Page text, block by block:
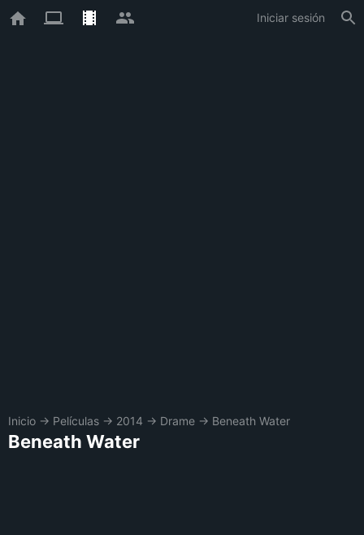
Iniciar sesión
Inicio → Películas → 2014 → Drame → Beneath Water
Beneath Water